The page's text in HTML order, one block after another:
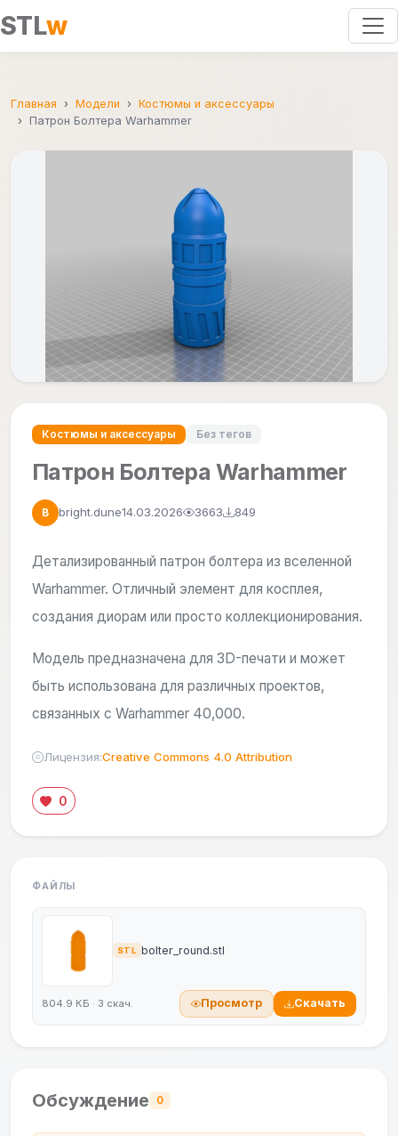
STLw
Главная Модели
Костюмы и аксессуары
Патрон Болтера Warhammer
Костюмы и аксессуары Без тегов
Патрон Болтера Warhammer
B bright.dune14.03.2026 3663 849
Детализированный патрон болтера из вселенной
Warhammer. Отличный элемент для косплея,
создания диорам или просто коллекционирования.
Модель предназначена для 3D-печати и может
быть использована для различных проектов,
связанных с Warhammer 40,000.
Лицензия:Creative Commons 4.0 Attribution
0
ФАЙЛЫ
STL bolter_round.stl
804.9 КБ · 3 скач. Просмотр Скачать
Обсуждение 0